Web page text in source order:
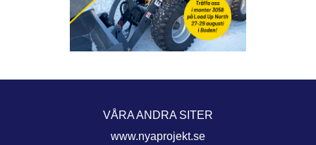
VÅRA ANDRA SITER
www.nyaprojekt.se